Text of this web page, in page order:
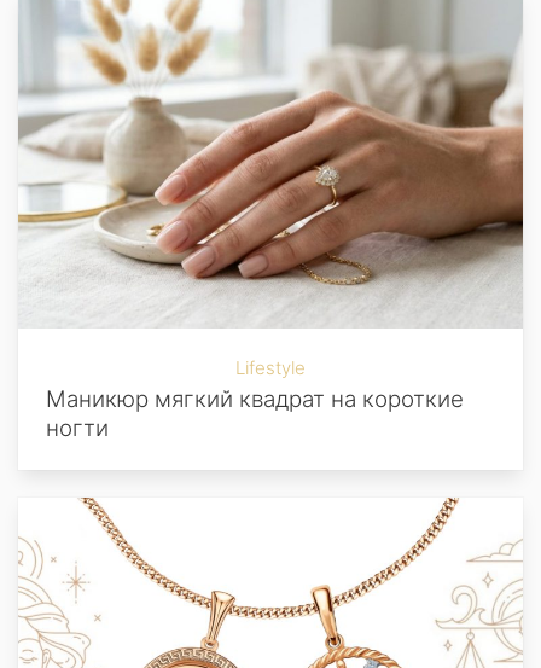
Lifestyle
Маникюр мягкий квадрат на короткие
ногти